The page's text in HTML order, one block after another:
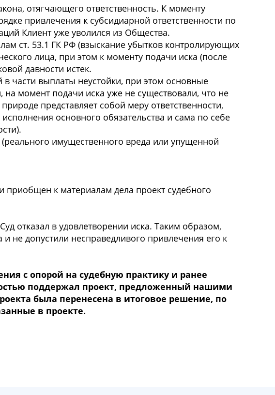
отягчающего ответственность. К моменту
привлечения к субсидиарной ответственности по
Клиент уже уволился из Общества.
ст. 53.1 ГК РФ (взыскание убытков контролирующих
лица, при этом к моменту подачи иска (после
давности истек.
части выплаты неустойки, при этом основные
на момент подачи иска уже не существовали, что не
представляет собой меру ответственности,
основного обязательства и сама по себе
имущественного вреда или упущенной
к материалам дела проект судебного
отказал в удовлетворении иска. Таким образом,
не допустили несправедливого привлечения его к
с опорой на судебную практику и ранее
поддержал проект, предложенный нашими
была перенесена в итоговое решение, по
в проекте.